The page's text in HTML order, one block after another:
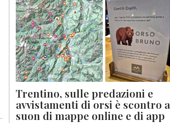
Trentino, sulle predazioni e
avvistamenti di orsi è scontro a
suon di mappe online e di app